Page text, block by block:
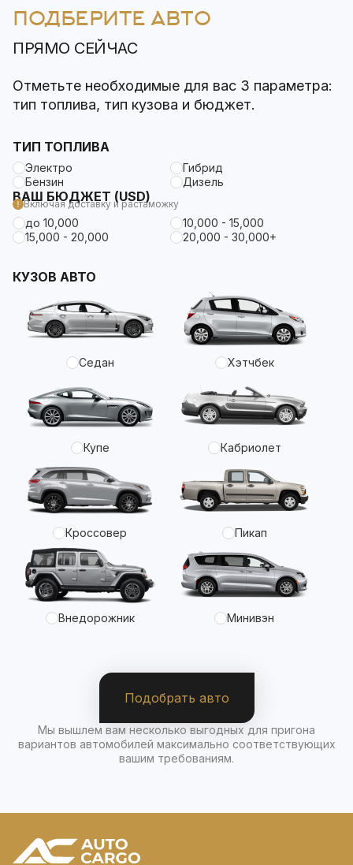
ПОДБЕРИТЕ АВТО
ПРЯМО СЕЙЧАС
Отметьте необходимые для вас 3 параметра:
тип топлива, тип кузова и бюджет.
ТИП ТОПЛИВА
Электро
Гибрид
Бензин
Дизель
ВАШ БЮДЖЕТ (USD)
Включая доставку и растаможку
до 10,000
10,000 - 15,000
15,000 - 20,000
20,000 - 30,000+
КУЗОВ АВТО
Седан Хэтчбек
Купе Кабриолет
Кроссовер Пикап
Внедорожник Минивэн
Подобрать авто
Мы вышлем вам несколько выгодных для пригона
вариантов автомобилей максимально соответствующих
вашим требованиям.